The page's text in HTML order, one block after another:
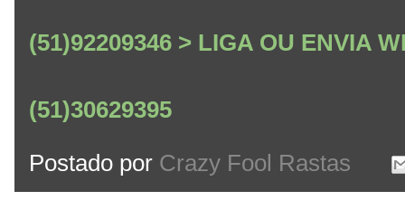
(51)92209346 > LIGA OU ENVIA
(51)30629395
Postado por Crazy Fool Rastas